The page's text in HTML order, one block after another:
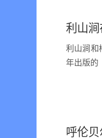
利山涧
利山涧和
年出版的
呼伦